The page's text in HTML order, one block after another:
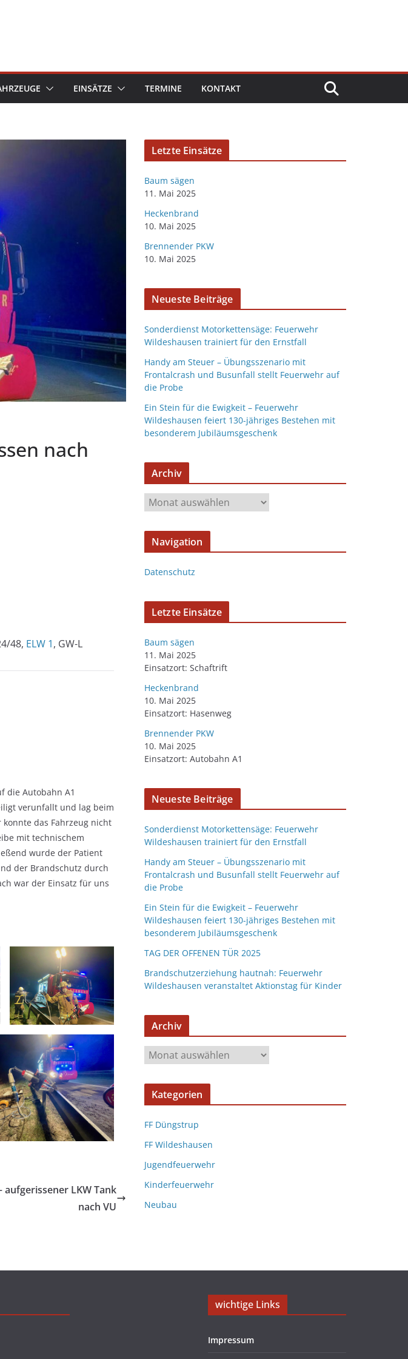
EINSÄTZE TERMINE KONTAKT
nach
48, ELW 1, GW-L
die Autobahn A1
verunfallt und lag beim
das Fahrzeug nicht
mit technischem
wurde der Patient
der Brandschutz durch
war der Einsatz für uns
LKW Tank
nach VU
Letzte Einsätze
Baum sägen
11. Mai 2025
Heckenbrand
10. Mai 2025
Brennender PKW
10. Mai 2025
Neueste Beiträge
Sonderdienst Motorkettensäge: Feuerwehr
Wildeshausen trainiert für den Ernstfall
Handy am Steuer – Übungsszenario mit
Frontalcrash und Busunfall stellt Feuerwehr auf
die Probe
Ein Stein für die Ewigkeit – Feuerwehr
Wildeshausen feiert 130-jähriges Bestehen mit
besonderem Jubiläumsgeschenk
Archiv
Navigation
Datenschutz
Letzte Einsätze
Baum sägen
11. Mai 2025
Einsatzort: Schaftrift
Heckenbrand
10. Mai 2025
Einsatzort: Hasenweg
Brennender PKW
10. Mai 2025
Einsatzort: Autobahn A1
Neueste Beiträge
Sonderdienst Motorkettensäge: Feuerwehr
Wildeshausen trainiert für den Ernstfall
Handy am Steuer – Übungsszenario mit
Frontalcrash und Busunfall stellt Feuerwehr auf
die Probe
Ein Stein für die Ewigkeit – Feuerwehr
Wildeshausen feiert 130-jähriges Bestehen mit
besonderem Jubiläumsgeschenk
TAG DER OFFENEN TÜR 2025
Brandschutzerziehung hautnah: Feuerwehr
Wildeshausen veranstaltet Aktionstag für Kinder
Archiv
Kategorien
FF Düngstrup
FF Wildeshausen
Jugendfeuerwehr
Kinderfeuerwehr
Neubau
wichtige Links
Impressum